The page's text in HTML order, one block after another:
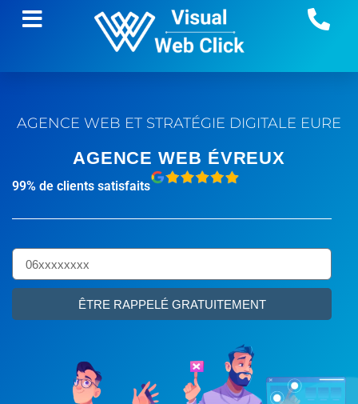
AGENCE WEB ET STRATÉGIE DIGITALE EURE
AGENCE WEB ÉVREUX
99% de clients satisfaits
ÊTRE RAPPELÉ GRATUITEMENT